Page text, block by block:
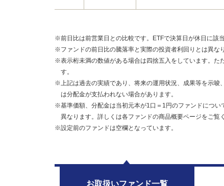
※前日比は前営業日との比較です。ETFで決算日が休日に該
※ファンドの前日比の騰落率と実際の投資者利回りとは異なり
※表示桁未満の数値がある場合は四捨五入をしています。た
す。
※上記は過去の実績であり、将来の運用状況、成果等を示唆
は分配金が支払われない場合があります。
※基準価額、分配金は当初元本が1口＝1円のファンドにつ
異なります。詳しくは各ファンドの商品概要ページをご覧
※設定前のファンドは空欄となっています。
お取扱いファンド一覧